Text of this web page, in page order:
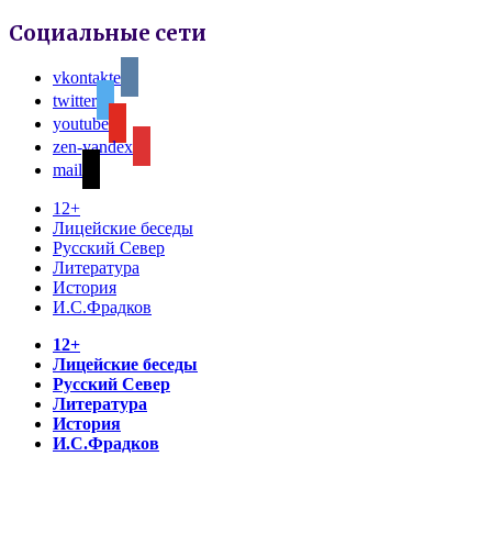
Социальные сети
vkontakte
twitter
youtube
zen-yandex
mail
12+
Лицейские беседы
Русский Север
Литература
История
И.С.Фрадков
12+
Лицейские беседы
Русский Север
Литература
История
И.С.Фрадков